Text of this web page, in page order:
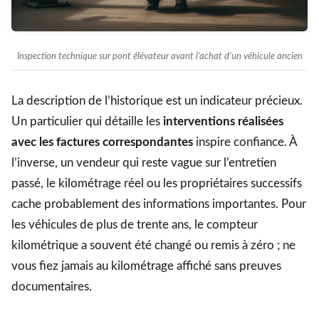
Inspection technique sur pont élévateur avant l’achat d’un véhicule ancien
La description de l’historique est un indicateur précieux.
Un particulier qui détaille les interventions réalisées
avec les factures correspondantes inspire confiance. À
l’inverse, un vendeur qui reste vague sur l’entretien
passé, le kilométrage réel ou les propriétaires successifs
cache probablement des informations importantes. Pour
les véhicules de plus de trente ans, le compteur
kilométrique a souvent été changé ou remis à zéro ; ne
vous fiez jamais au kilométrage affiché sans preuves
documentaires.